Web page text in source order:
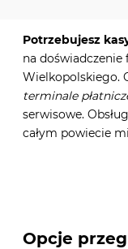
Opcje
Potrzebujesz
na
Wielkopolskiego.
terminale
serwisowe.
całym powiecie